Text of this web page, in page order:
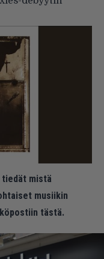
tiedät mistä
musiikin
tästä.